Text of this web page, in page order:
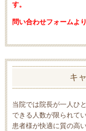
す。
問い合わせフォームよ
キ
当院では院長が一人ひ
できる人数が限られてい
患者様が快適に質の高